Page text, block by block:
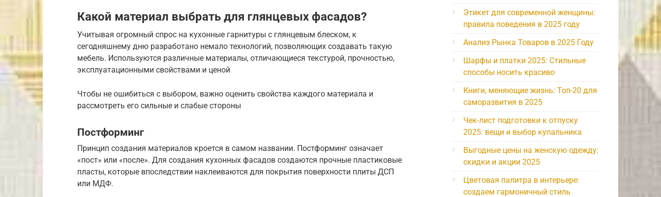
Какой материал выбрать для глянцевых фасадов?
Учитывая огромный спрос на кухонные гарнитуры с глянцевым блеском, к
сегодняшнему дню разработано немало технологий, позволяющих создавать такую
мебель. Используются различные материалы, отличающиеся текстурой, прочностью,
эксплуатационными свойствами и ценой
Чтобы не ошибиться с выбором, важно оценить свойства каждого материала и
рассмотреть его сильные и слабые стороны
Постформинг
Принцип создания материалов кроется в самом названии. Постформинг означает
«пост» или «после». Для создания кухонных фасадов создаются прочные пластиковые
пласты, которые впоследствии наклеиваются для покрытия поверхности плиты ДСП
или МДФ.
Этикет для современной женщины:
правила поведения в 2025 году
Анализ Рынка Товаров в 2025 Году
Шарфы и платки 2025: Стильные
способы носить красиво
Книги, меняющие жизнь: Топ-20 для
саморазвития в 2025
Чек-лист подготовки к отпуску
2025: вещи и выбор купальника
Выгодные цены на женскую одежду:
скидки и акции 2025
Цветовая палитра в интерьере:
создаем гармоничный стиль